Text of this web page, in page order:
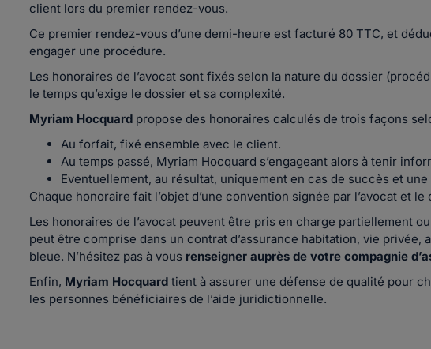
client lors du premier rendez-vous.
Ce premier rendez-vous d’une demi-heure est facturé 80 TTC, et
engager une procédure.
Les honoraires de l’avocat sont fixés selon la nature du dossier
le temps qu’exige le dossier et sa complexité.
Myriam Hocquard propose des honoraires calculés de trois façons
Au forfait, fixé ensemble avec le client.
Au temps passé, Myriam Hocquard s’engageant alors à tenir
Eventuellement, au résultat, uniquement en cas de succès et
Chaque honoraire fait l’objet d’une convention signée par l’avocat et
Les honoraires de l’avocat peuvent être pris en charge partiellement
peut être comprise dans un contrat d’assurance habitation, vie privée,
bleue. N’hésitez pas à vous renseigner auprès de votre compagnie
Enfin, Myriam Hocquard tient à assurer une défense de qualité pour
les personnes bénéficiaires de l’aide juridictionnelle.